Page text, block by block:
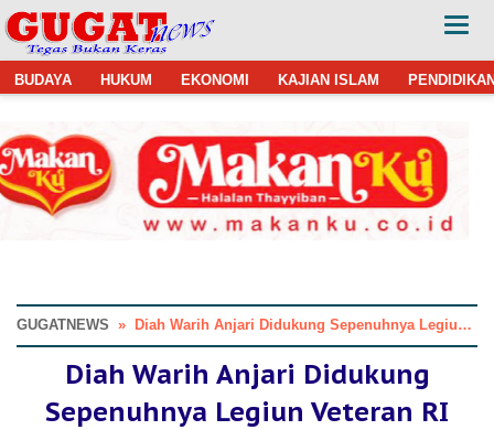
BUDAYA HUKUM EKONOMI KAJIAN ISLAM
GUGATNEWS » Diah Warih Anjari Didukung Sepenuhnya Legiun Veteran RI Surakarta Maju Calon Wakil Walikota Surakarta
Diah Warih Anjari Didukung
Sepenuhnya Legiun Veteran RI